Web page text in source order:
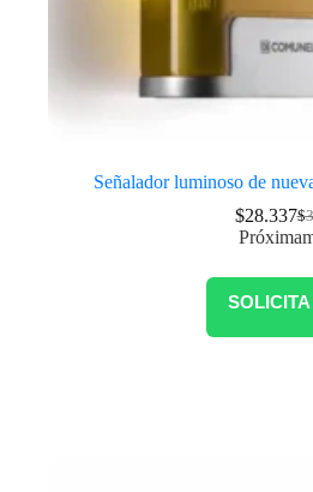
Señalador luminoso de
$
$28.337